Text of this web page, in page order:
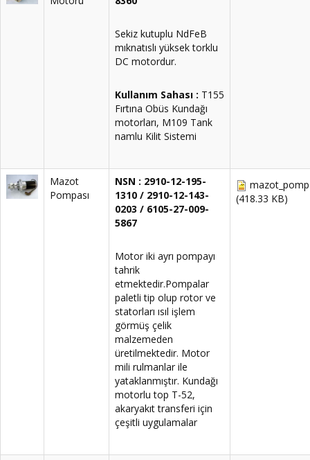
Sekiz kutuplu NdFeB
mıknatıslı yüksek torklu
DC motordur.
Kullanım Sahası : T155
Fırtına Obüs Kundağı
motorları, M109 Tank
namlu Kilit Sistemi
Mazot
Pompası
NSN : 2910-12-195-
1310 / 2910-12-143-
0203 / 6105-27-009-
5867
Motor iki ayrı pompayı
tahrik
etmektedir.Pompalar
paletli tip olup rotor ve
statorları ısıl işlem
görmüş çelik
malzemeden
üretilmektedir. Motor
mili rulmanlar ile
yataklanmıştır. Kundağı
motorlu top T-52,
akaryakıt transferi için
çeşitli uygulamalar
(418.33 KB)